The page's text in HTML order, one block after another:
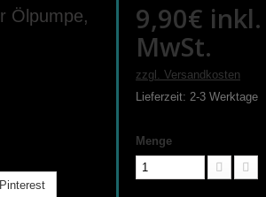
Ölpumpe,
Pinterest
9,90€ inkl.
MwSt.
zzgl. Versandkosten
Lieferzeit: 2-3 Werktage
Menge